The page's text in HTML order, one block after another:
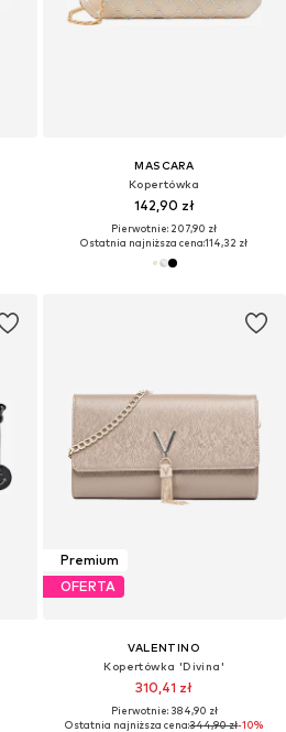
MASCARA
Kopertówka
142,90 zł
Pierwotnie: 207,90 zł
Ostatnia najniższa cena:114,32 zł
Premium
OFERTA
VALENTINO
Kopertówka 'Divina'
310,41 zł
Pierwotnie: 384,90 zł
Ostatnia najniższa cena:344,90 zł-10%